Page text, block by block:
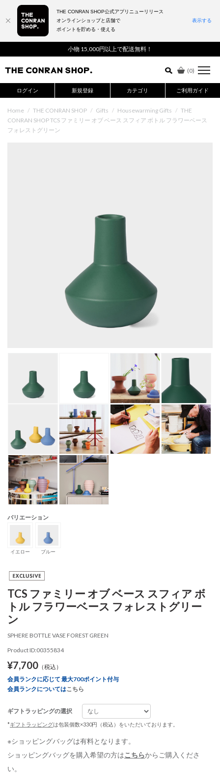
小物 15,000円以上で配送無料！
(0)
ログイン 新規登録 カテゴリ ご利用ガイド
詳細検索はこちら
Home / THE CONRAN SHOP / Gifts / Housewarming Gifts / THE
CONRAN SHOP TCS ファミリー オブ ベース スフィア ボトル フラワーベース
フォレストグリーン
バリエーション
イエロー ブルー
TCS ファミリー オブ ベース スフィア ボ
トル フラワーベース フォレストグリー
ン
SPHERE BOTTLE VASE FOREST GREEN
Product ID:00355834
¥7,700 （税込）
会員ランクに応じて 最大700ポイント付与
会員ランクについてはこちら
ギフトラッピングの選択
*ギフトラッピングは包装個数×330円（税込）をいただいております。
※ショッピングバッグは有料となります。
ショッピングバッグを購入希望の方はこちらからご購入くださ
い。
THE CONRAN SHOP公式アプリニューリリース
オンラインショップと店舗で
ポイントを貯める・使える
表示する